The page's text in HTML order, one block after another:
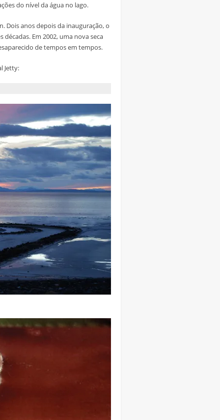
do nível da água no lago.
Dois anos depois da inauguração, o
Em 2002, uma nova seca
de tempos em tempos.
Jetty: